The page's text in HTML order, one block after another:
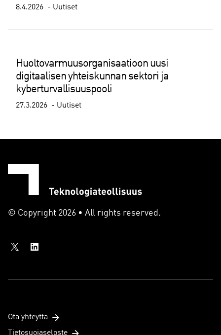
8.4.2026 Uutiset
Huoltovarmuusorganisaatioon uusi
digitaalisen yhteiskunnan sektori ja
kyberturvallisuuspooli
27.3.2026 Uutiset
© Copyright 2026 • All rights reserved.
Ota yhteyttä
Tietosuojaseloste